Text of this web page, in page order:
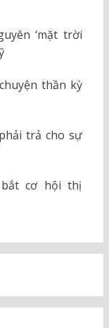
‘mặt trời
thần kỳ
trả cho sự
bắt cơ hội thị